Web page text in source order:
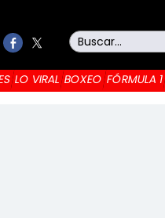
LO VIRAL BOXEO FÓRMULA 1